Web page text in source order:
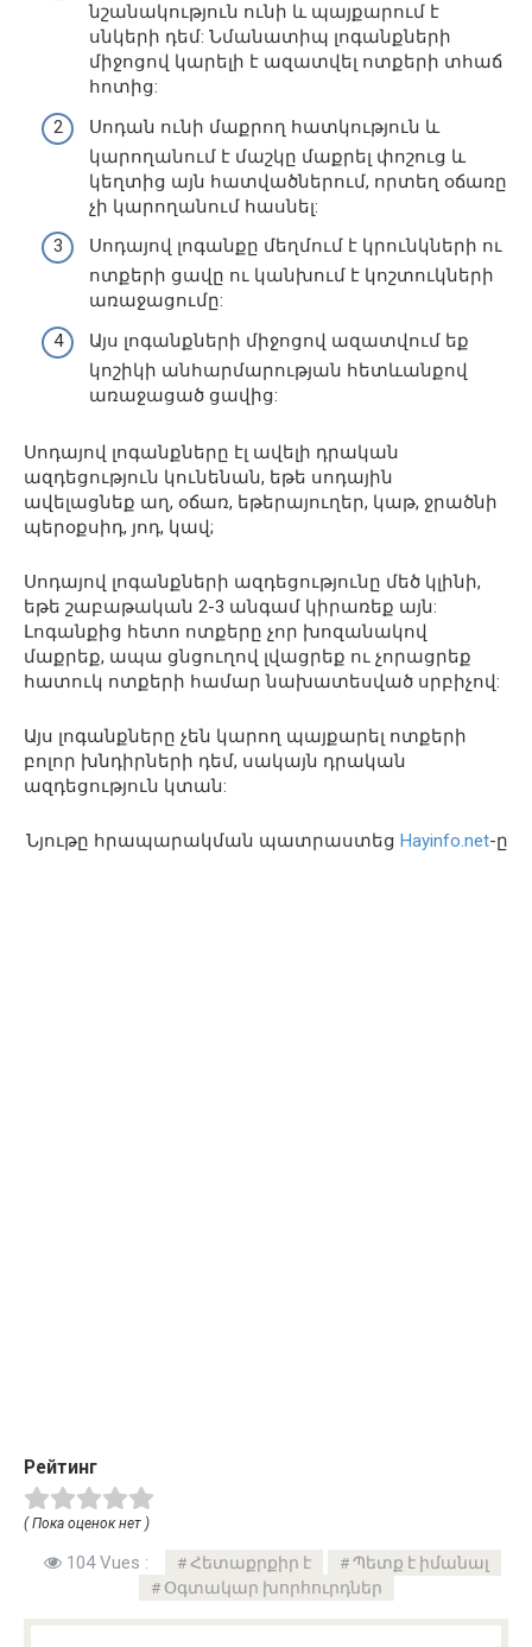
նշանակություն ունի և պայքարում է
սնկերի դեմ: Նմանատիպ լոգանքների
միջոցով կարելի է ազատվել ոտքերի տհաճ
հոտից:
Սոդան ունի մաքրող հատկություն և
կարողանում է մաշկը մաքրել փոշուց և
կեղտից այն հատվածներում, որտեղ օճառը
չի կարողանում հասնել:
Սոդայով լոգանքը մեղմում է կրունկների ու
ոտքերի ցավը ու կանխում է կոշտուկների
առաջացումը:
Այս լոգանքների միջոցով ազատվում եք
կոշիկի անհարմարության հետևանքով
առաջացած ցավից:
Սոդայով լոգանքները էլ ավելի դրական
ազդեցություն կունենան, եթե սոդային
ավելացնեք աղ, օճառ, եթերայուղեր, կաթ, ջրածնի
պերօքսիդ, յոդ, կավ;
Սոդայով լոգանքների ազդեցությունը մեծ կլինի,
եթե շաբաթական 2-3 անգամ կիրառեք այն:
Լոգանքից հետո ոտքերը չոր խոզանակով
մաքրեք, ապա ցնցուղով լվացրեք ու չորացրեք
հատուկ ոտքերի համար նախատեսված սրբիչով:
Այս լոգանքները չեն կարող պայքարել ոտքերի
բոլոր խնդիրների դեմ, սակայն դրական
ազդեցություն կտան:
Նյութը հրապարակման պատրաստեց Hayinfo.net-ը
Рейтинг
( Пока оценок нет )
104 Vues : Հետաքրքիր է
Պետք է իմանալ
Օգտակար խորհուրդներ